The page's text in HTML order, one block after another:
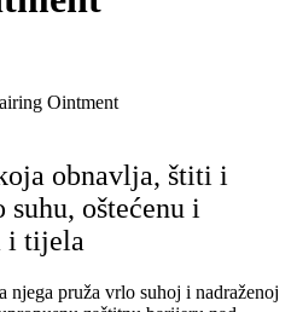
obnavlja, štiti i
oštećenu i
i tijela
njega pruža vrlo suhoj i nadraženoj